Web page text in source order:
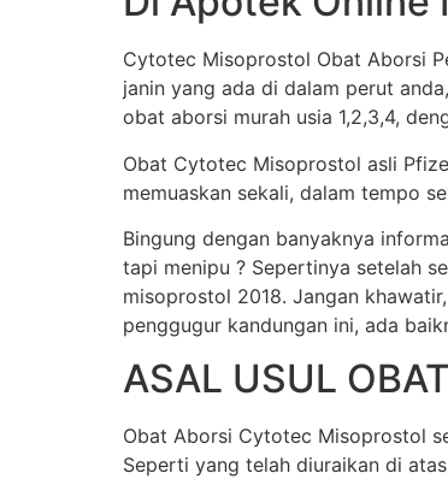
Cytotec Misoprostol Obat Aborsi
janin yang ada di dalam perut
obat aborsi murah usia 1,2,3,4,
Obat Cytotec Misoprostol asli
memuaskan sekali, dalam tempo
Bingung dengan banyaknya
tapi menipu ? Sepertinya setelah
misoprostol 2018. Jangan
penggugur kandungan ini, ada
ASAL USUL
Obat Aborsi Cytotec Misoprostol
Seperti yang telah diuraikan di